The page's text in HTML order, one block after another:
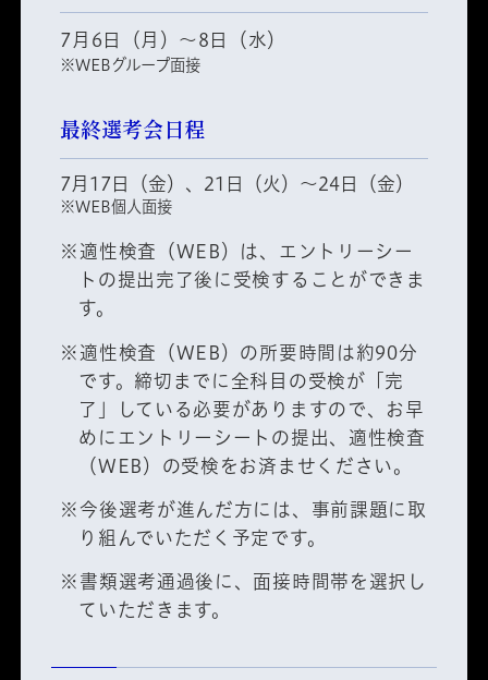
7月6日（月）～8日（水）
※WEBグループ面接
最終選考会日程
7月17日（金）、21日（火）～24日（金）
※WEB個人面接
※適性検査（WEB）は、エントリーシー
トの提出完了後に受検することができま
す。
※適性検査（WEB）の所要時間は約90分
です。締切までに全科目の受検が「完
了」している必要がありますので、お早
めにエントリーシートの提出、適性検査
（WEB）の受検をお済ませください。
※今後選考が進んだ方には、事前課題に取
り組んでいただく予定です。
※書類選考通過後に、面接時間帯を選択し
ていただきます。